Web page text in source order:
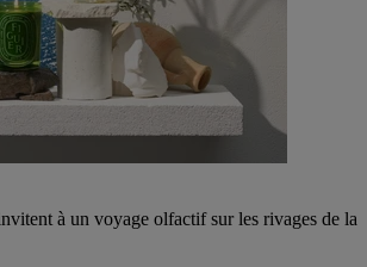
à un voyage olfactif sur les rivages de la